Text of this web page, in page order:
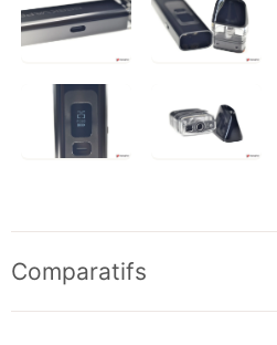
Comparatifs